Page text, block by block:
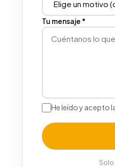
Tu mensaje *
He leído y acepto
Solo